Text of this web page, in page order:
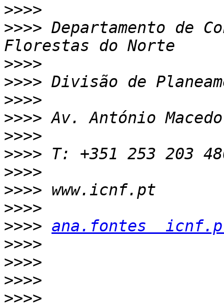
>>>>
>>>> Departamento de
>>>>
>>>>
>>>>
>>>>
>>>>
>>>>
>>>>
>>>>
>>>>
>>>> ana.fontes
>>>>
>>>>
>>>>
>>>>